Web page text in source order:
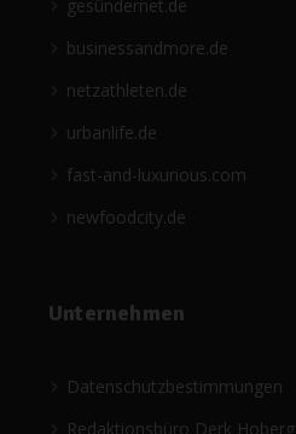
gesündernet.de
businessandmore.de
netzathleten.de
urbanlife.de
fast-and-luxurious.com
newfoodcity.de
Unternehmen
Datenschutzbestimmungen
Redaktionsbüro Derk Hoberg